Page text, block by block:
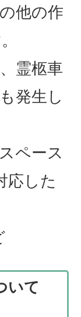
他の作
霊柩車
発生し
ペース
応した
いて